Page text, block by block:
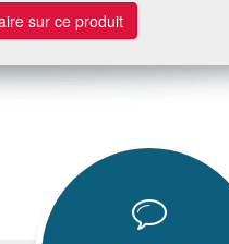
sur ce produit